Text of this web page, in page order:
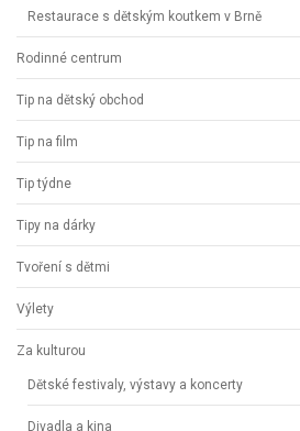
Restaurace s dětským koutkem v Brně
Rodinné centrum
Tip na dětský obchod
Tip na film
Tip týdne
Tipy na dárky
Tvoření s dětmi
Výlety
Za kulturou
Dětské festivaly, výstavy a koncerty
Divadla a kina